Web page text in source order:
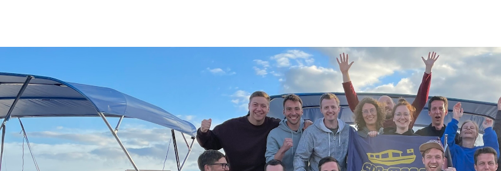
Mitglieder